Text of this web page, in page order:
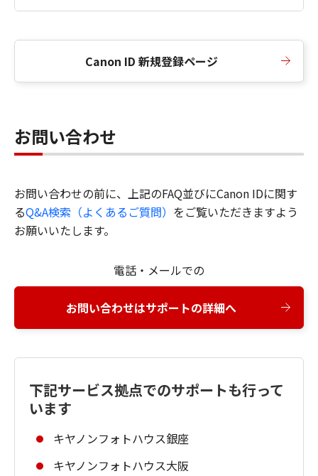
Canon ID 新規登録ページ
お問い合わせ
お問い合わせの前に、上記のFAQ並びにCanon IDに関す
るQ&A検索（よくあるご質問） をご覧いただきますよう
お願いいたします。
電話・メールでの
お問い合わせはサポートの詳細へ
下記サービス拠点でのサポートも行って
います
キヤノンフォトハウス銀座
キヤノンフォトハウス大阪